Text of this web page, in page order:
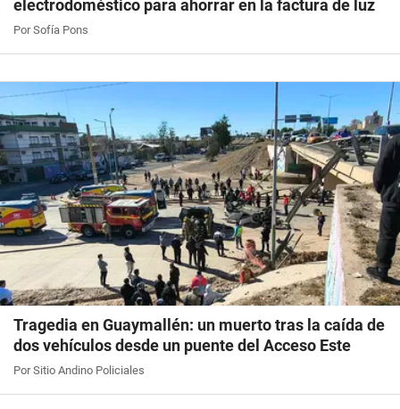
electrodoméstico para ahorrar en la factura de luz
Por Sofía Pons
Tragedia en Guaymallén: un muerto tras la caída de
dos vehículos desde un puente del Acceso Este
Por Sitio Andino Policiales